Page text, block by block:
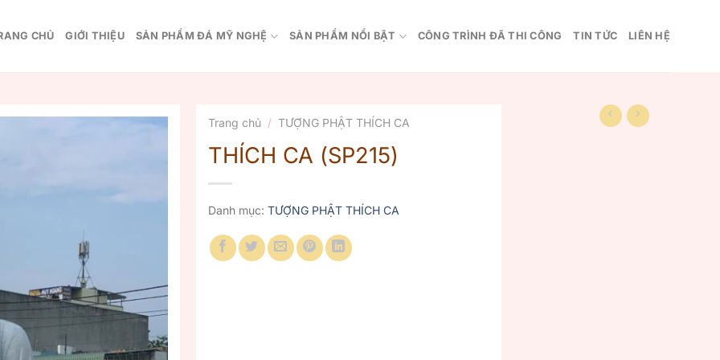
CHỦ GIỚI THIỆU SẢN PHẨM ĐÁ MỸ NGHỆ SẢN PHẨM NỔI BẬT CÔNG TRÌNH ĐÃ THI CÔNG TIN TỨC LIÊN HỆ
Trang chủ / TƯỢNG PHẬT THÍCH CA
THÍCH CA (SP215)
Danh mục: TƯỢNG PHẬT THÍCH CA